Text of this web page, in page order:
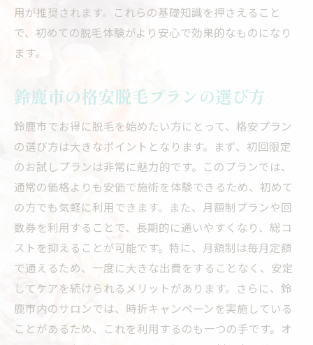
用が推奨されます。これらの基礎知識を押さえること
で、初めての脱毛体験がより安心で効果的なものになり
ます。
鈴鹿市の格安脱毛プランの選び方
鈴鹿市でお得に脱毛を始めたい方にとって、格安プラン
の選び方は大きなポイントとなります。まず、初回限定
のお試しプランは非常に魅力的です。このプランでは、
通常の価格よりも安価で施術を体験できるため、初めて
の方でも気軽に利用できます。また、月額制プランや回
数券を利用することで、長期的に通いやすくなり、総コ
ストを抑えることが可能です。特に、月額制は毎月定額
で通えるため、一度に大きな出費をすることなく、安定
してケアを続けられるメリットがあります。さらに、鈴
鹿市内のサロンでは、時折キャンペーンを実施している
ことがあるため、これを利用するのも一つの手です。オ